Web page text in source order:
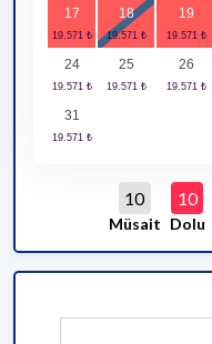
17 18 19
24 25 26
31
10
Müsait
10
Dolu